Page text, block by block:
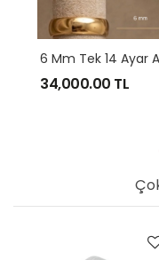
34,000.00 TL